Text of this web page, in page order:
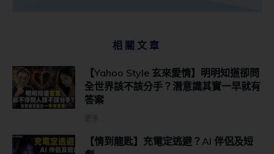
相關文章
【Yahoo Style 玄來愛情】明明知道卻問
全世界該不該分手？潛意識其實一早就有
答案
【情到龍匙】充電定逃避？AI 伴侶及短